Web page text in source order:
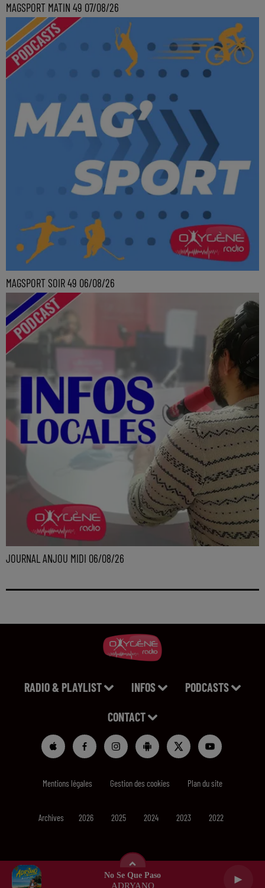
No Se Que Paso
ADRYANO
MAGSPORT MATIN 49 07/08/26
MAGSPORT SOIR 49 06/08/26
JOURNAL ANJOU MIDI 06/08/26
RADIO & PLAYLIST INFOS PODCASTS
CONTACT
Mentions légales Gestion des cookies Plan du site
Archives 2026 2025 2024 2023 2022